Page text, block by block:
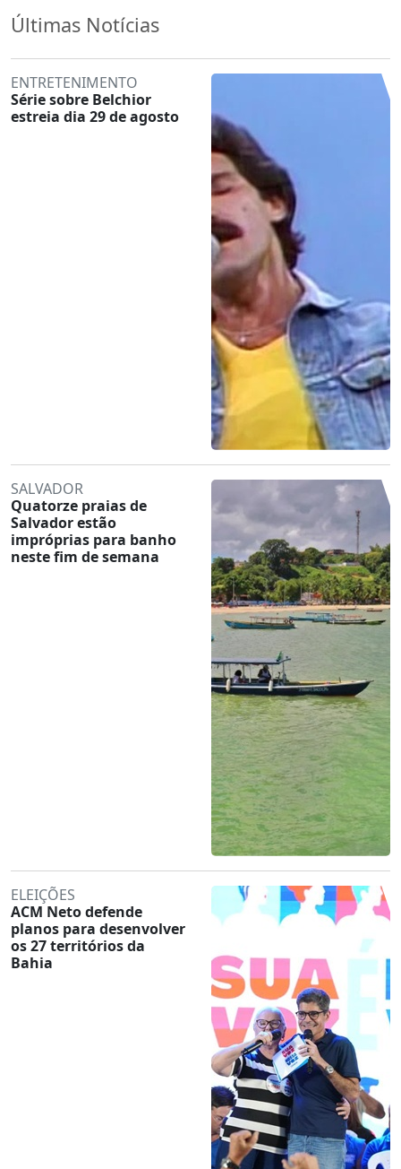
Últimas Notícias
ENTRETENIMENTO
Série sobre Belchior
estreia dia 29 de agosto
SALVADOR
Quatorze praias de
Salvador estão
impróprias para banho
neste fim de semana
ELEIÇÕES
ACM Neto defende
planos para desenvolver
os 27 territórios da
Bahia